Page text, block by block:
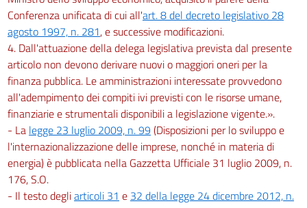
Conferenza unificata di cui all'art. 8 del decreto legislativo 28
agosto 1997, n. 281, e successive modificazioni.
4. Dall'attuazione della delega legislativa prevista dal presente
articolo non devono derivare nuovi o maggiori oneri per la
finanza pubblica. Le amministrazioni interessate provvedono
all'adempimento dei compiti ivi previsti con le risorse umane,
finanziarie e strumentali disponibili a legislazione vigente.».
- La legge 23 luglio 2009, n. 99 (Disposizioni per lo sviluppo e
l'internazionalizzazione delle imprese, nonché in materia di
energia) è pubblicata nella Gazzetta Ufficiale 31 luglio 2009, n.
176, S.O.
- Il testo degliarticoli 31 e 32 della legge 24 dicembre 2012, n.